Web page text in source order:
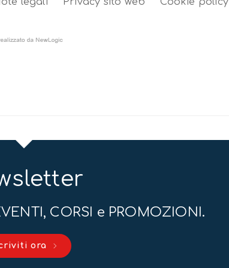
CORSI e PROMOZIONI.
ora